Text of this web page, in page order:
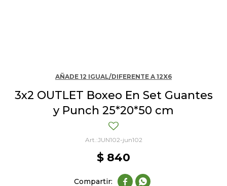
AÑADE 12 IGUAL/DIFERENTE A 12X6
3x2 OUTLET Boxeo En Set Guantes
y Punch 25*20*50 cm
JUN102-jun102
$ 840
 